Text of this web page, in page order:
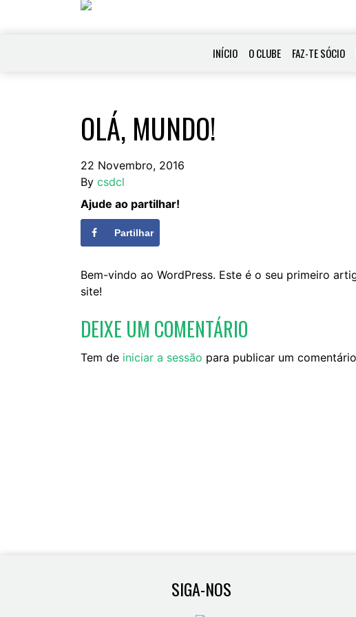
INÍCIO O CLUBE FAZ-TE SÓCIO
OLÁ, MUNDO!
22 Novembro, 2016
By csdcl
Ajude ao partilhar!
Partilhar
Bem-vindo ao WordPress. Este é o seu primeiro
site!
DEIXE UM COMENTÁRIO
Tem de iniciar a sessão para publicar um
SIGA-NOS